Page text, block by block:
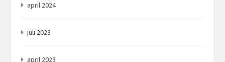
april 2024
juli 2023
april 2023